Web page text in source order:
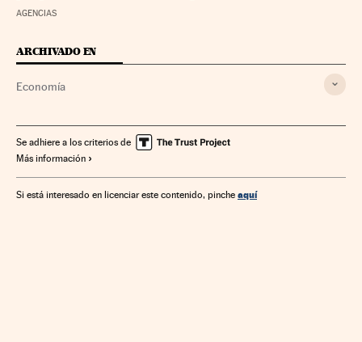
AGENCIAS
ARCHIVADO EN
Economía
Se adhiere a los criterios de
Más información
Si está interesado en licenciar este contenido, pinche aquí